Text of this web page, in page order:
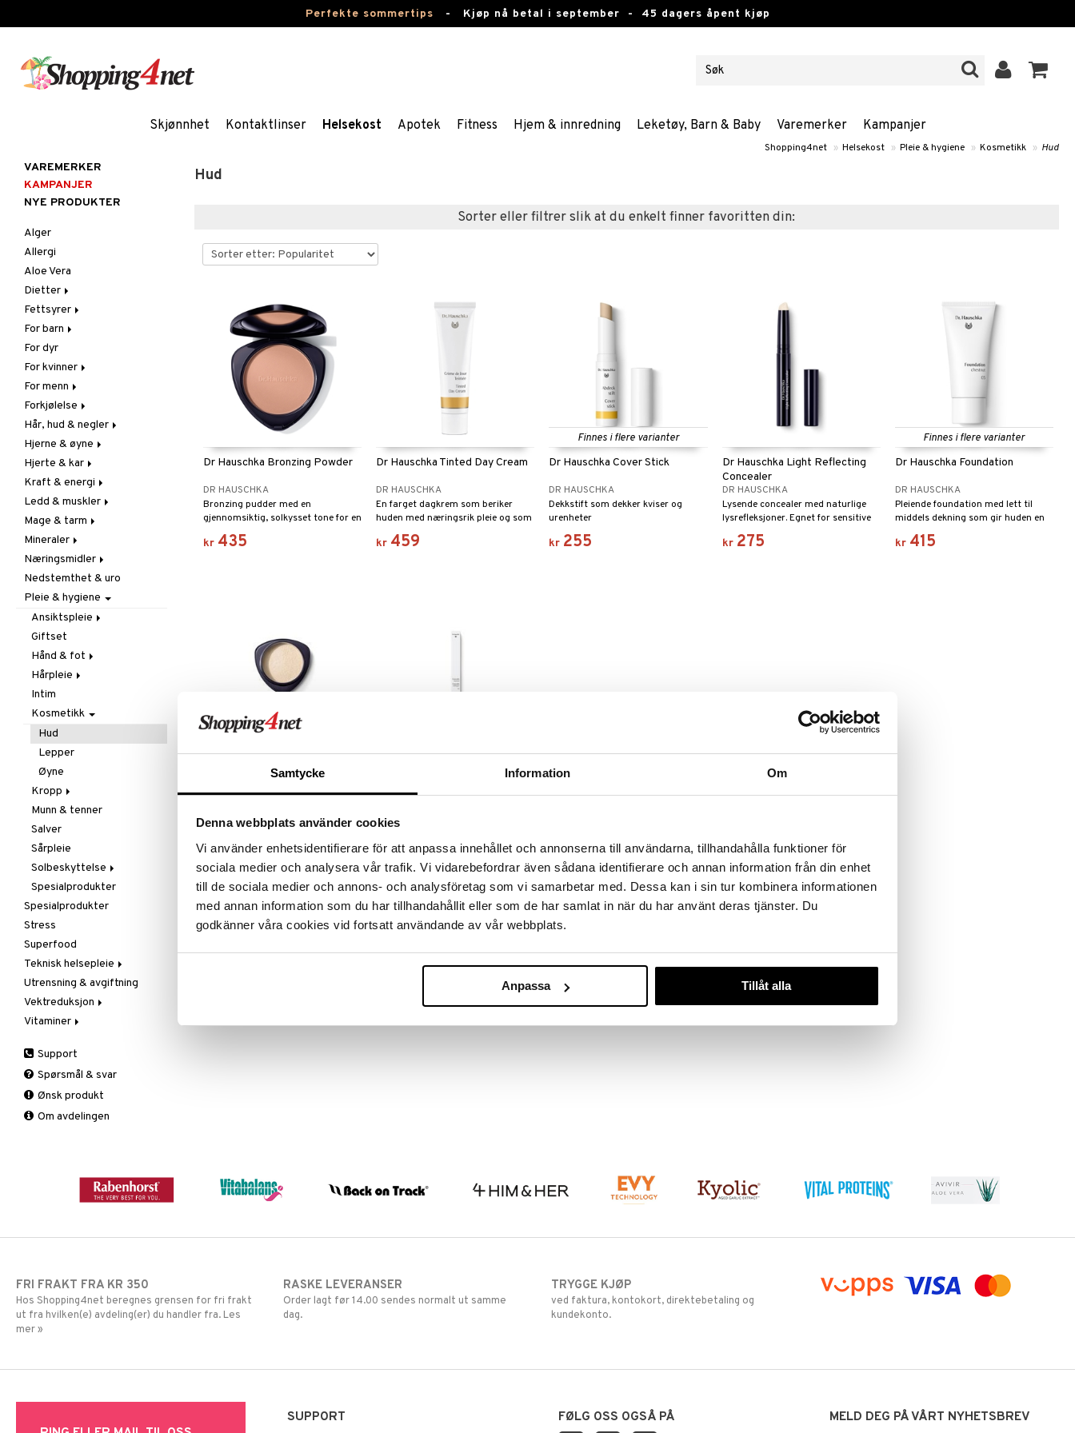
Samtycke Information Om
Denna webbplats använder cookies
Vi använder enhetsidentifierare för att anpassa innehållet och annonserna till användarna, tillhandahålla funktioner för
sociala medier och analysera vår trafik. Vi vidarebefordrar även sådana identifierare och annan information från din enhet
till de sociala medier och annons- och analysföretag som vi samarbetar med. Dessa kan i sin tur kombinera informationen
med annan information som du har tillhandahållit eller som de har samlat in när du har använt deras tjänster. Du
godkänner våra cookies vid fortsatt användande av vår webbplats.
Anpassa Tillåt alla
Perfekte sommertips - Kjøp nå betal i september - 45 dagers åpent kjøp
Skjønnhet Kontaktlinser Helsekost Apotek Fitness Hjem & innredning Leketøy, Barn & Baby Varemerker Kampanjer
Shopping4net » Helsekost » Pleie & hygiene » Kosmetikk » Hud
Hud
Sorter eller filtrer slik at du enkelt finner favoritten din:
Dr Hauschka Bronzing Powder
DR HAUSCHKA
Bronzing pudder med en
gjennomsiktig, solkysset tone for en
naturlig og sunn utstråling.
kr 435
Dr Hauschka Tinted Day Cream
DR HAUSCHKA
En farget dagkrem som beriker
huden med næringsrik pleie og som
gir vakker hud med en lys og
naturlig hudtone.
kr 459
Finnes i flere varianter
Dr Hauschka Cover Stick
DR HAUSCHKA
Dekkstift som dekker kviser og
urenheter
kr 255
Dr Hauschka Light Reflecting
Concealer
DR HAUSCHKA
Lysende concealer med naturlige
lysrefleksjoner. Egnet for sensitive
hudområder.
kr 275
Finnes i flere varianter
Dr Hauschka Foundation
DR HAUSCHKA
Pleiende foundation med lett til
middels dekning som gir huden en
jevn tone.
kr 415
DR HAUSCHKA
fikserer sminken din og gir en
langvarig, lett og matt finish. Gir
huden en fløyelsmyk følelse.
kr 459
DR HAUSCHKA
måte skjuler ujevnheter
kr 275
VAREMERKER
KAMPANJER
NYE PRODUKTER
Alger
Allergi
Aloe Vera
Dietter
Glutenintolerant
LCHF
Raw Food
Fettsyrer
Marine fettsyrer
Veg. fettsyrer
For barn
Fettsyrer
Hudpleie
Vitamin & mineral
For dyr
For kvinner
Graviditet & amming
Klimakterie & PMS
Næringstilskudd
Øvrige
Sex & lyst
Skjelett
Urinveier
For menn
Næringstilskudd
Øvrige
Prostata
Sex & lyst
Forkjølelse
C-vitamin
Forebyggende &
lindrende
Hostedempende
Hvitløk
Øre, nese & hals
Øvrige
Virushemmende
Hår, hud & negler
Hår
Kosttilskudd
Sol & pigment
Hjerne & øyne
Fettsyrer
Hukommelse
Øyne
Hjerte & kar
Ginkgo biloba
Karstyrkende
Kolesterolsenkende
Marine fettsyrer
Veg. fettsyrer
Kraft & energi
Ginseng
Øvrige
Prestasjon
Q-10
Rosenrot
Schizandra
Ledd & muskler
Kosttilskudd
Utvortes
Mage & tarm
Drikker
Fibre
Fordøyelse
Syreregulerende
Tarm
Utrensning
Mineraler
Jern
Kalsium
Krom
Magnesium
Multimineraler
Øvrige
Selen
Sink
Næringsmidler
Bars
Diverse
Drikker
Frukt, frø & nøtter
Kokos
Krydder & buljong
Mel & baking
Nøtte-& frøpasta
Olje & fett
Oppbevaring
Raw Food
Sjokolade
Snacks
Søtning
Spiring
Te
Nedstemthet & uro
Pleie & hygiene
Ansiktspleie
Barbérprodukter
Kremer
Øyecremer
Rengjøring
Spesialprodukter
Giftset
Hånd & fot
Fotpleie
Håndpleie
Tilbehør
Hårpleie
Balsam
Sjampo
Spesialprodukter
Intim
Kosmetikk
Hud
Lepper
Øyne
Kropp
Bad, dusj & såpe
Bodylotion
Deo
Eteriske oljer
Kroppspeeling
Olje
Spesialprodukter
Munn & tenner
Salver
Sårpleie
Solbeskyttelse
Aftersun
Brun uten sol
Lepper
Solcreme
Spesialprodukter
Spesialprodukter
Stress
Superfood
Teknisk helsepleie
Annet
Luftfukter
Lysterapi
Smertelindring
Utrensning & avgiftning
Vektreduksjon
Bars
Faste
Fettforbrenning
Måltidserstatning
Øvrige
Vitaminer
Antioksidanter
B-vitaminer
Barn
C-vitaminer
Multivitaminer
Support
Spørsmål & svar
Ønsk produkt
Om avdelingen
FRI FRAKT FRA KR 350
Hos Shopping4net beregnes grensen for fri frakt
ut fra hvilken(e) avdeling(er) du handler fra. Les
mer »
RASKE LEVERANSER
Order lagt før 14.00 sendes normalt ut samme
dag.
TRYGGE KJØP
ved faktura, kontokort, direktebetaling og
kundekonto.
SUPPORT FØLG OSS OGSÅ PÅ MELD DEG PÅ VÅRT NYHETSBREV